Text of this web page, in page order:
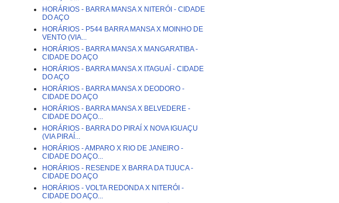
HORÁRIOS - BARRA MANSA X NITERÓI - CIDADE
DO AÇO
HORÁRIOS - P544 BARRA MANSA X MOINHO DE
VENTO (VIA...
HORÁRIOS - BARRA MANSA X MANGARATIBA -
CIDADE DO AÇO
HORÁRIOS - BARRA MANSA X ITAGUAÍ - CIDADE
DO AÇO
HORÁRIOS - BARRA MANSA X DEODORO -
CIDADE DO AÇO
HORÁRIOS - BARRA MANSA X BELVEDERE -
CIDADE DO AÇO...
HORÁRIOS - BARRA DO PIRAÍ X NOVA IGUAÇU
(VIA PIRAÍ...
HORÁRIOS - AMPARO X RIO DE JANEIRO -
CIDADE DO AÇO...
HORÁRIOS - RESENDE X BARRA DA TIJUCA -
CIDADE DO AÇO
HORÁRIOS - VOLTA REDONDA X NITERÓI -
CIDADE DO AÇO...